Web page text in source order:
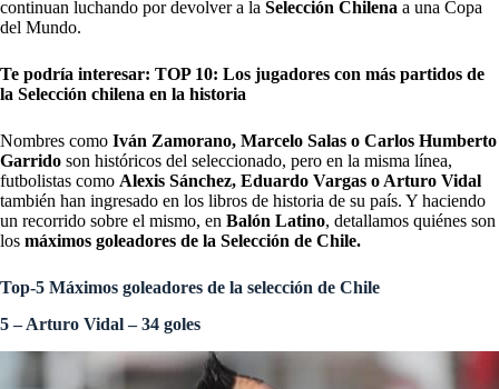
continuan luchando por devolver a la Selección Chilena a una Copa
del Mundo.
Te podría interesar: TOP 10: Los jugadores con más partidos de
la Selección chilena en la historia
Nombres como Iván Zamorano, Marcelo Salas o Carlos Humberto
Garrido son históricos del seleccionado, pero en la misma línea,
futbolistas como Alexis Sánchez, Eduardo Vargas o Arturo Vidal
también han ingresado en los libros de historia de su país. Y haciendo
un recorrido sobre el mismo, en Balón Latino, detallamos quiénes son
los máximos goleadores de la Selección de Chile.
Top-5 Máximos goleadores de la selección de Chile
5 – Arturo Vidal – 34 goles